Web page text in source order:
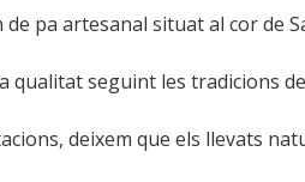
pa artesanal situat al cor de
qualitat seguint les tradicions
deixem que els llevats